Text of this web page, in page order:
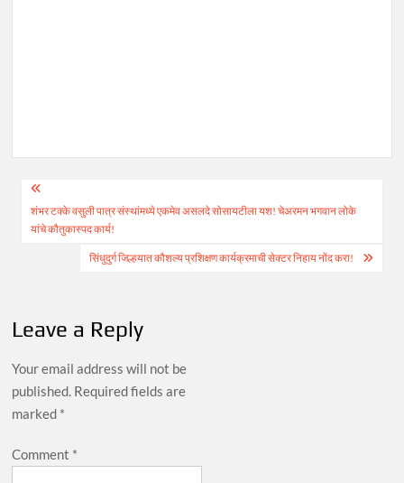
Post
navigation
शंभर टक्के वसुली पात्र संस्थांमध्ये एकमेव असलदे सोसायटीला यश! चेअरमन भगवान लोके
यांचे कौतुकास्पद कार्य!
सिंधुदुर्ग जिल्हयात कौशल्य प्रशिक्षण कार्यक्रमाची सेक्टर निहाय नोंद करा!
Leave a Reply
Your email address will not be
published. Required fields are
marked *
Comment *